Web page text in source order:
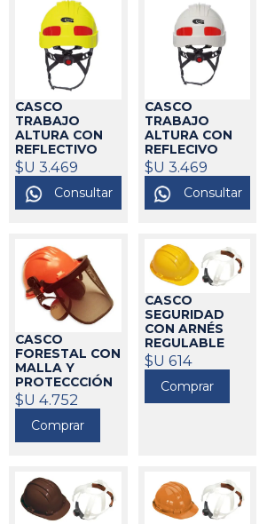
CASCO
TRABAJO
ALTURA CON
REFLECTIVO
AMARILLO
FLUO CLIMAX
480145
$U 3.469
Consultar
CASCO
TRABAJO
ALTURA CON
REFLECIVO
BLANCO
CLIMAX480146
$U 3.469
Consultar
CASCO
FORESTAL CON
MALLA Y
PROTECCCIÓN
AUDITIVA
CLIMAX480148
$U 4.752
Comprar
CASCO
SEGURIDAD
CON ARNÉS
REGULABLE
AMARILLO 5-
RG CLIMAX
480136
$U 614
Comprar